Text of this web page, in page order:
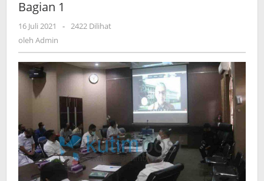
Kutim
|
Bagian
Bagian 1
16 Juli 2021
oleh
- 2422 Dilihat
oleh Admin